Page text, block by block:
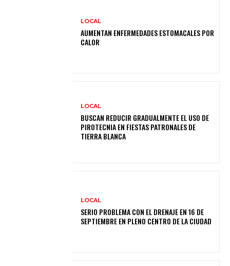
LOCAL
AUMENTAN ENFERMEDADES ESTOMACALES POR
CALOR
LOCAL
BUSCAN REDUCIR GRADUALMENTE EL USO DE
PIROTECNIA EN FIESTAS PATRONALES DE
TIERRA BLANCA
LOCAL
SERIO PROBLEMA CON EL DRENAJE EN 16 DE
SEPTIEMBRE EN PLENO CENTRO DE LA CIUDAD